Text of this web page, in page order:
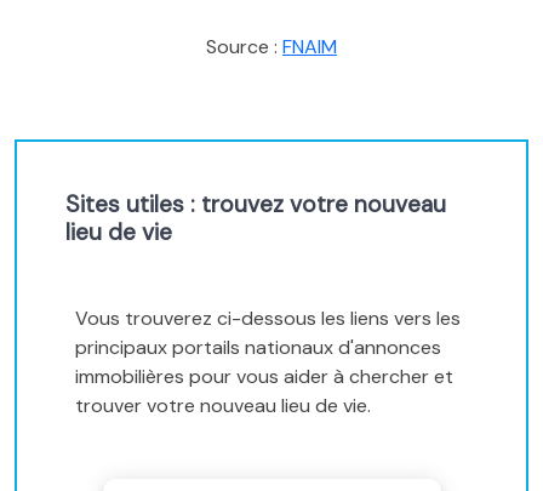
Source : FNAIM
Sites utiles : trouvez votre nouveau
lieu de vie
Vous trouverez ci-dessous les liens vers les
principaux portails nationaux d'annonces
immobilières pour vous aider à chercher et
trouver votre nouveau lieu de vie.